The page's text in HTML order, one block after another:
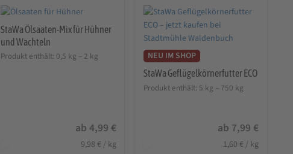
StaWa Ölsaaten-Mix für Hühner
und Wachteln
Produkt enthält: 0,5 kg – 2 kg
ab 4,99 €
9,98 € / kg
NEU IM SHOP
StaWa Geflügelkörnerfutter ECO
Produkt enthält: 5 kg – 750 kg
ab 7,99€
1,60 € / kg